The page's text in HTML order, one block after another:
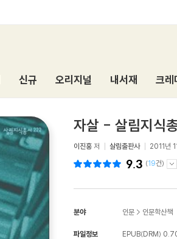
신규 오리지널 내서재 크레
자살 - 살림지식
이진홍 저 살림출판사 2011년
9.3 (19건)
분야 인문 > 인문학산책
파일정보 EPUB(DRM)